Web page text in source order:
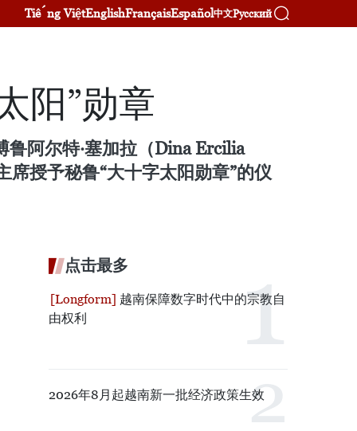
Tiếng ViệtEnglishFrançaisEspañol中文Русский
阳”勋章
鲁阿尔特·塞加拉（Dina Ercilia
授予秘鲁“大十字太阳勋章”的仪
点击最多
越南保障数字时代中的宗教自
由权利
2026年8月起越南新一批经济政策生效